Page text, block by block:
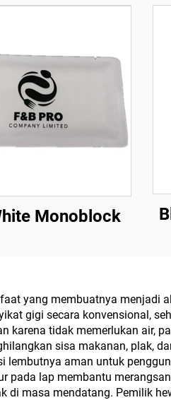
Monoblock
yang membuatnya menjadi
gigi secara konvensional,
karena tidak memerlukan air,
sisa makanan, plak,
aman untuk
pada lap membantu
di masa mendatang. Pemilik